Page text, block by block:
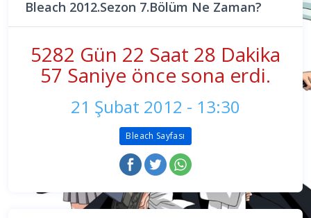
Bleach 2012.Sezon 7.Bölüm Ne Zaman?
5282 Gün 22 Saat 28 Dakika
57 Saniye önce sona erdi.
21 Şubat 2012 - 13:30
Bleach Sayfası